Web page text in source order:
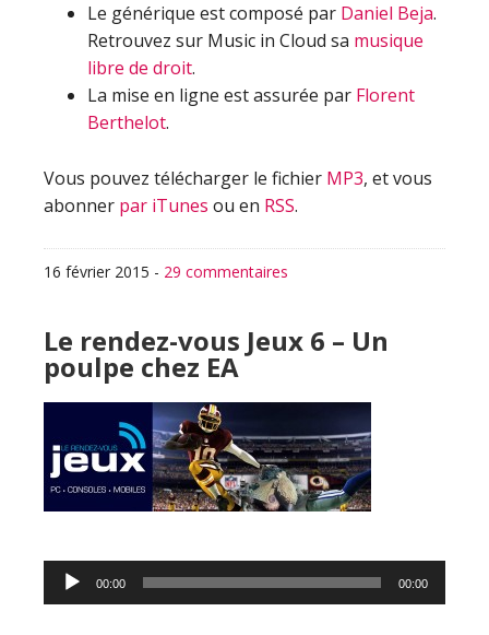
Le générique est composé par Daniel Beja.
Retrouvez sur Music in Cloud sa musique
libre de droit.
La mise en ligne est assurée par Florent
Berthelot.
Vous pouvez télécharger le fichier MP3, et vous
abonner par iTunes ou en RSS.
16 février 2015 - 29 commentaires
Le rendez-vous Jeux 6 – Un
poulpe chez EA
Lecteur
audio
00:00 00:00